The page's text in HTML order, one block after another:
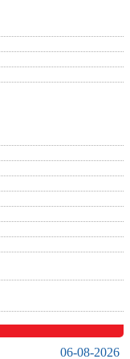
06-08-2026